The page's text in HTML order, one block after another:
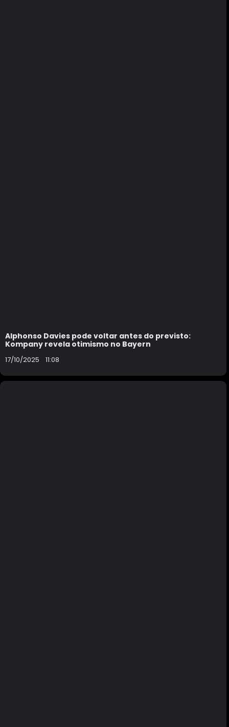
Alphonso Davies pode voltar antes do previsto:
Kompany revela otimismo no Bayern
17/10/2025 11:08